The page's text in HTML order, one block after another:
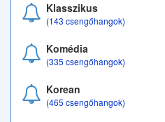
Klasszikus
(143 csengőhangok)
Komédia
(335 csengőhangok)
Korean
(465 csengőhangok)